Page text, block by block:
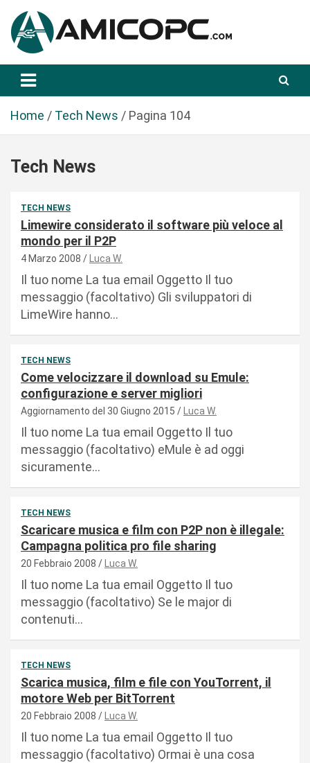
a
Amicopc.com
Home Tech News Pagina 104
Tech News
TECH NEWS
Limewire considerato il software più veloce al
mondo per il P2P
4 Marzo 2008 Luca W.
Il tuo nome La tua email Oggetto Il tuo
messaggio (facoltativo) Gli sviluppatori di
LimeWire hanno…
TECH NEWS
Come velocizzare il download su Emule:
configurazione e server migliori
Aggiornamento del 30 Giugno 2015 Luca W.
Il tuo nome La tua email Oggetto Il tuo
messaggio (facoltativo) eMule è ad oggi
sicuramente…
TECH NEWS
Scaricare musica e film con P2P non è illegale:
Campagna politica pro file sharing
20 Febbraio 2008 Luca W.
Il tuo nome La tua email Oggetto Il tuo
messaggio (facoltativo) Se le major di
contenuti…
TECH NEWS
Scarica musica, film e file con YouTorrent, il
motore Web per BitTorrent
20 Febbraio 2008 Luca W.
Il tuo nome La tua email Oggetto Il tuo
messaggio (facoltativo) Ormai è una cosa